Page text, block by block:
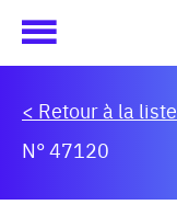
< Retour à la liste
N° 47120